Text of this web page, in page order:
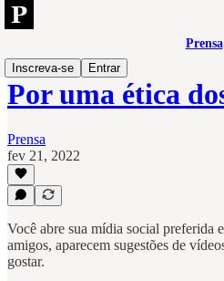
Prensa
Inscreva-se
Entrar
Por uma ética
Prensa
fev 21, 2022
Você abre sua mídia social preferida
amigos, aparecem sugestões de
gostar.